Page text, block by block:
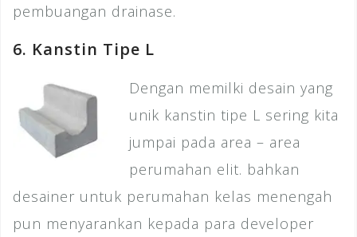
pembuangan drainase.
6. Kanstin Tipe L
Dengan memilki desain yang
unik kanstin tipe L sering kita
jumpai pada area – area
perumahan elit. bahkan
desainer untuk perumahan kelas menengah
pun menyarankan kepada para developer